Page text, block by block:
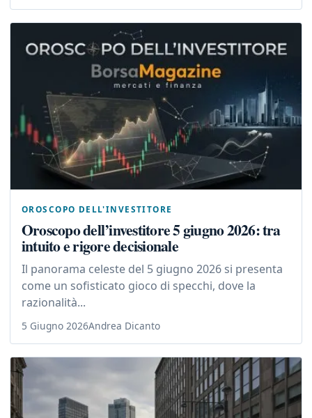
OROSCOPO DELL'INVESTITORE
Oroscopo dell’investitore 5 giugno 2026: tra
intuito e rigore decisionale
Il panorama celeste del 5 giugno 2026 si presenta
come un sofisticato gioco di specchi, dove la
razionalità...
5 Giugno 2026Andrea Dicanto